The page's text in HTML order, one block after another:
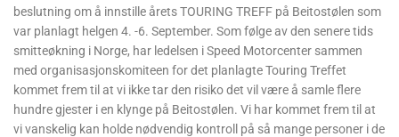
beslutning om å innstille årets TOURING TREFF på Beitostølen som
var planlagt helgen 4. -6. September. Som følge av den senere tids
smitteøkning i Norge, har ledelsen i Speed Motorcenter sammen
med organisasjonskomiteen for det planlagte Touring Treffet
kommet frem til at vi ikke tar den risiko det vil være å samle flere
hundre gjester i en klynge på Beitostølen. Vi har kommet frem til at
vi vanskelig kan holde nødvendig kontroll på så mange personer i de